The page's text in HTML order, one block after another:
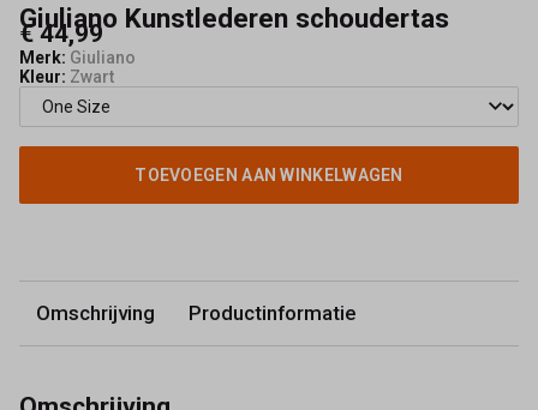
Giuliano Kunstlederen schoudertas
€ 44,99
Merk: Giuliano
Kleur: Zwart
TOEVOEGEN AAN WINKELWAGEN
Omschrijving Productinformatie